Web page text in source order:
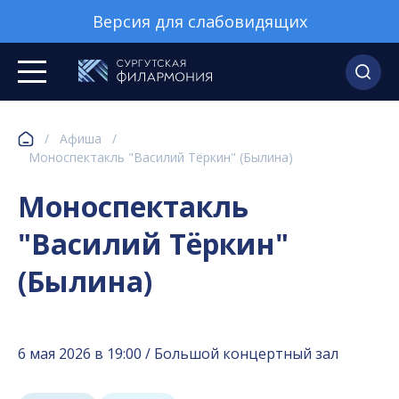
Версия для слабовидящих
/ Афиша
/
Моноспектакль "Василий Тёркин" (Былина)
Моноспектакль
"Василий Тёркин"
(Былина)
6 мая 2026 в 19:00 / Большой концертный зал